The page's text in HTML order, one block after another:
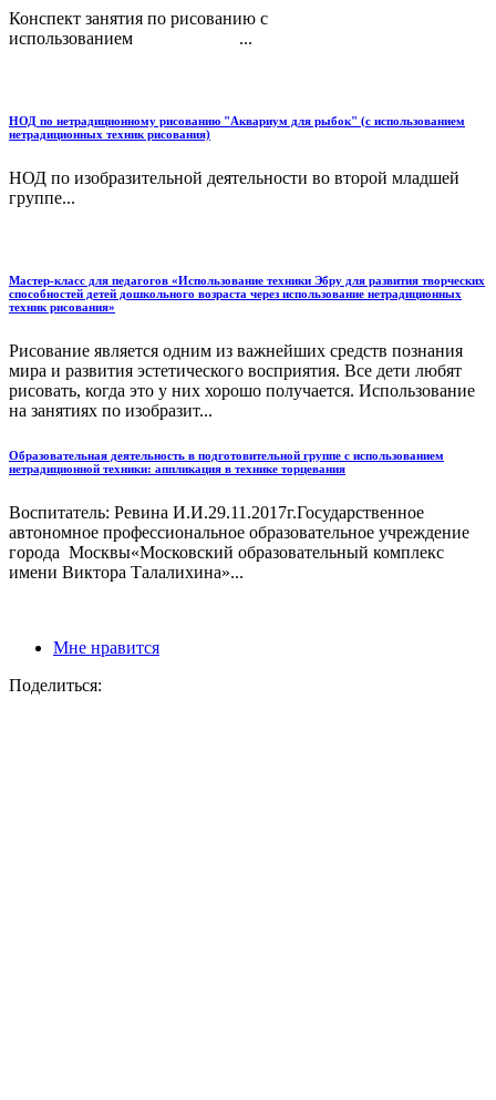
Конспект занятия по рисованию с
использованием ...
НОД по нетрадиционному рисованию "Аквариум для рыбок" (с использованием
нетрадиционных техник рисования)
НОД по изобразительной деятельности во второй младшей
группе...
Мастер-класс для педагогов «Использование техники Эбру для развития творческих
способностей детей дошкольного возраста через использование нетрадиционных
техник рисования»
Рисование является одним из важнейших средств познания
мира и развития эстетического восприятия. Все дети любят
рисовать, когда это у них хорошо получается. Использование
на занятиях по изобразит...
Образовательная деятельность в подготовительной группе с использованием
нетрадиционной техники: аппликация в технике торцевания
Воспитатель: Ревина И.И.29.11.2017г.Государственное
автономное профессиональное образовательное учреждение
города Москвы«Московский образовательный комплекс
имени Виктора Талалихина»...
Мне нравится
Поделиться: